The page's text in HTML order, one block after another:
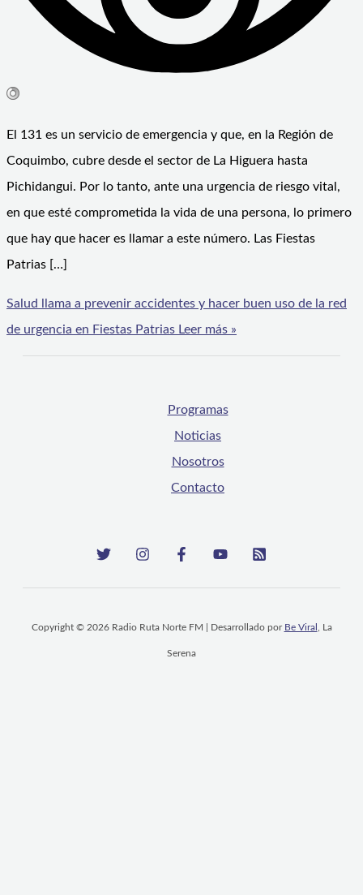
El 131 es un servicio de emergencia y que, en la Región de
Coquimbo, cubre desde el sector de La Higuera hasta
Pichidangui. Por lo tanto, ante una urgencia de riesgo vital,
en que esté comprometida la vida de una persona, lo primero
que hay que hacer es llamar a este número. Las Fiestas
Patrias […]
Salud llama a prevenir accidentes y hacer buen uso de la red
de urgencia en Fiestas Patrias Leer más »
Programas
Noticias
Nosotros
Contacto
Copyright © 2026 Radio Ruta Norte FM | Desarrollado por Be Viral , La
Serena